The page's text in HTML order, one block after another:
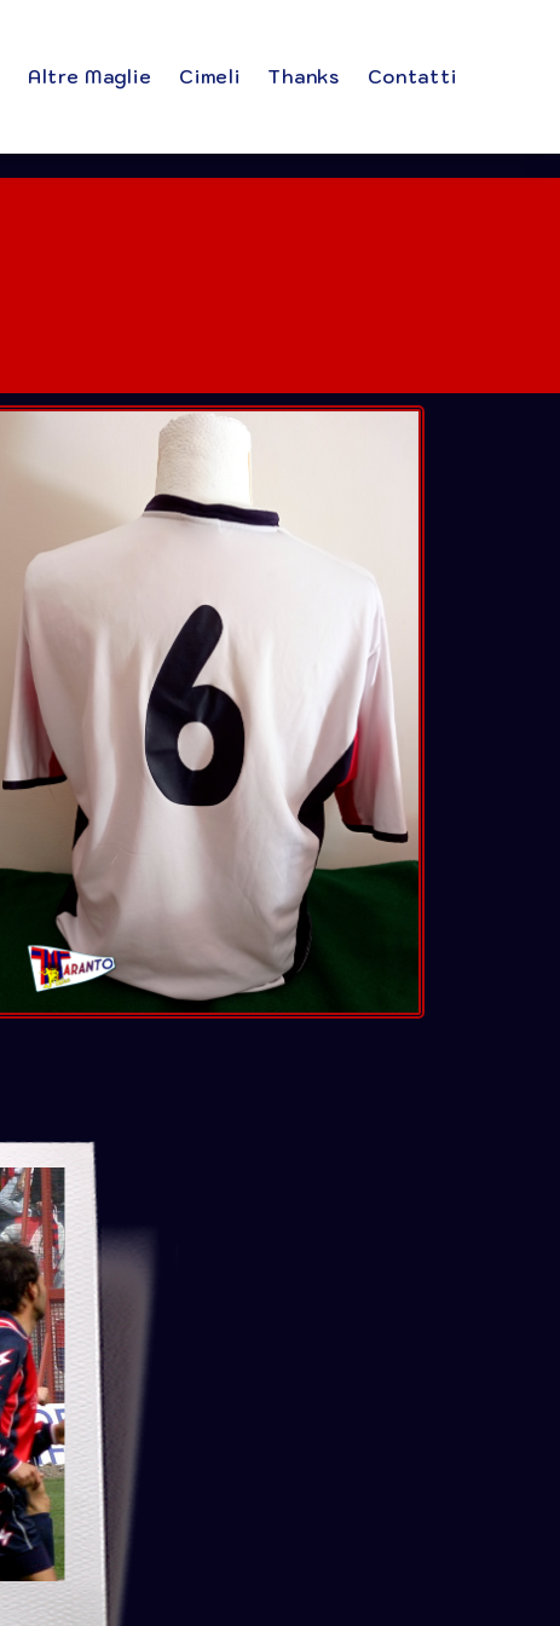
Altre Maglie Cimeli Thanks Contatti